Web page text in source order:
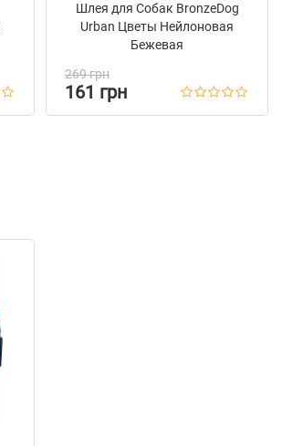
Шлея для Собак BronzeDog
Urban Цветы Нейлоновая
Бежевая
269 грн
161 грн